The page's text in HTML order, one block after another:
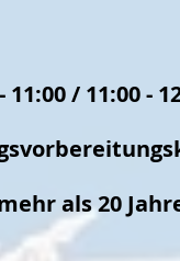
/ 11:00 -
als 20